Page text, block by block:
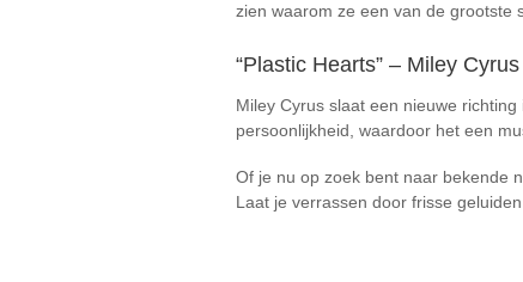
zien waarom ze een van de grootste
“Plastic Hearts” – Miley Cyrus
Miley Cyrus slaat een nieuwe
persoonlijkheid, waardoor het een
Of je nu op zoek bent naar bekende
Laat je verrassen door frisse